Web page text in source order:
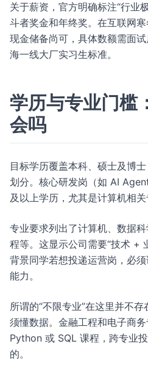
关于薪资，官方明确标注“行业
斗者奖金和年终奖。在互联网
现金储备尚可，具体数额需面
海一线大厂实习生标准。
学历与专业门槛
会吗
目标学历覆盖本科、硕士及博
划分。核心研发岗（如 AI
及以上学历，尤其是计算机相关
专业要求列出了计算机、数据
程等。这显示公司需要“技术 +
背景同学若想投递运营岗，必
能力。
所谓的“不限专业”在这里并不
须懂数据。金融工程和电子商
Python 或 SQL 课程，跨专业
的。